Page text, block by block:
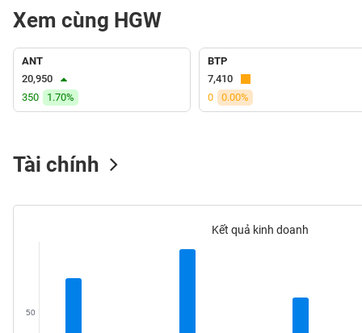
Xem cùng HGW
ANT
20,950
350
1.70%
BTP
7,410
0
0.00%
Tài chính
Kết quả kinh doanh
50
Ngành
(-)
VS-
SECTOR
VẬT